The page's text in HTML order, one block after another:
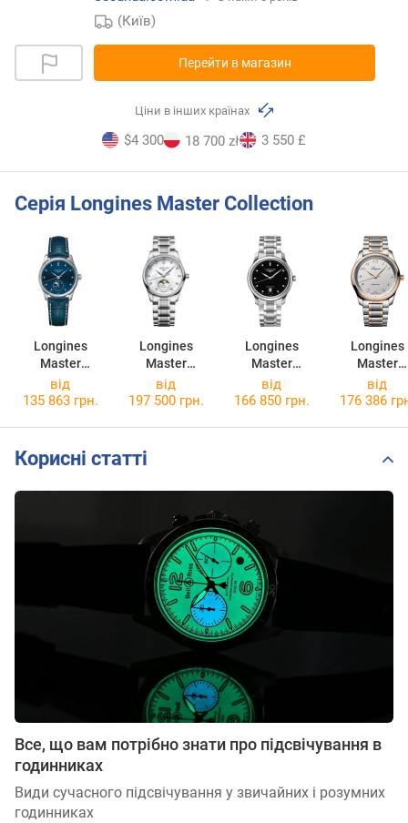
(Київ)
Перейти в магазин
Ціни в інших країнах
$4 300 18 700 zł 3 550 £
Серія Longines Master Collection
Longines
Master
Collection
L2.409.4.97.0
Longines
Master
Collection
L2.409.4.87.6
Longines
Master
Collection
L2.628.4.57.6
Longines
Master
Collection
від
135 863 грн.
від
197 500 грн.
від
166 850 грн.
від
176 386
Корисні статті
Все, що вам потрібно знати про підсвічування в
годинниках
Види сучасного підсвічування у звичайних і розумних
годинниках